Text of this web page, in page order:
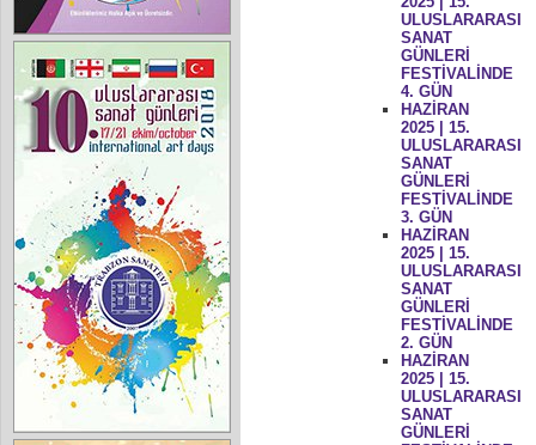
ULUSLARARASI
SANAT
GÜNLERİ
FESTİVALİNDE
4. GÜN
HAZİRAN
2025 | 15.
ULUSLARARASI
SANAT
GÜNLERİ
FESTİVALİNDE
3. GÜN
HAZİRAN
2025 | 15.
ULUSLARARASI
SANAT
GÜNLERİ
FESTİVALİNDE
2. GÜN
HAZİRAN
2025 | 15.
ULUSLARARASI
SANAT
GÜNLERİ